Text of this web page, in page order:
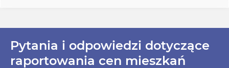
Pytania i odpowiedzi dotyczące
raportowania cen mieszkań